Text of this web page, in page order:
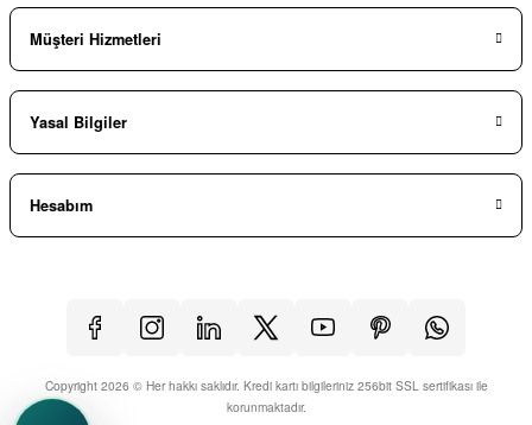
Müşteri Hizmetleri
Yasal Bilgiler
Hesabım
Copyright 2026 © Her hakkı saklıdır. Kredi kartı bilgileriniz 256bit SSL sertifikası ile
korunmaktadır.